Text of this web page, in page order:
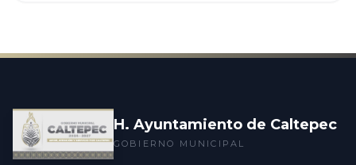
H. Ayuntamiento de Caltepec
GOBIERNO MUNICIPAL